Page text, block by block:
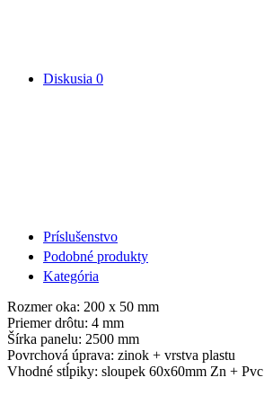
Diskusia 0
Príslušenstvo
Podobné produkty
Kategória
Rozmer oka: 200 x 50 mm
Priemer drôtu: 4 mm
Šírka panelu: 2500 mm
Povrchová úprava: zinok + vrstva plastu
Vhodné stĺpiky: sloupek 60x60mm Zn + Pvc